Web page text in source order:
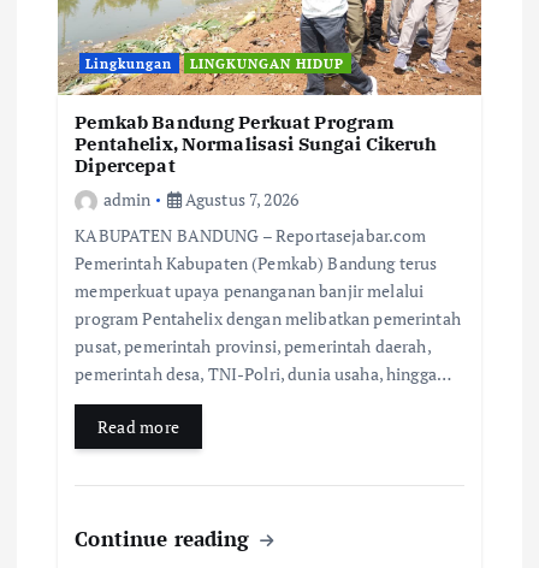
Lingkungan LINGKUNGAN HIDUP
Pemkab Bandung Perkuat Program
Pentahelix, Normalisasi Sungai Cikeruh
Dipercepat
admin
Agustus 7, 2026
KABUPATEN BANDUNG – Reportasejabar.com
Pemerintah Kabupaten (Pemkab) Bandung terus
memperkuat upaya penanganan banjir melalui
program Pentahelix dengan melibatkan pemerintah
pusat, pemerintah provinsi, pemerintah daerah,
pemerintah desa, TNI-Polri, dunia usaha, hingga…
Read more
Continue reading